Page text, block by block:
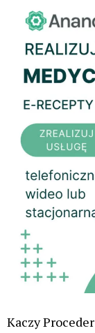
Kaczy